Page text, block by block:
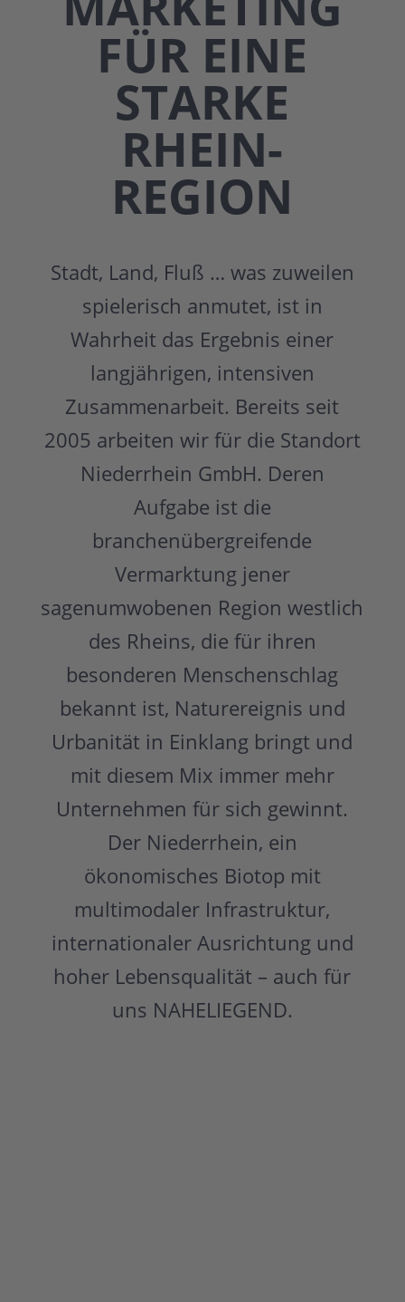
FÜR EINE
STARKE
RHEIN­
REGION
Stadt, Land, Fluß … was zuweilen
spielerisch anmutet, ist in
Wahrheit das Ergebnis einer
langjährigen, intensiven
Zusammenarbeit. Bereits seit
2005 arbeiten wir für die Standort
Niederrhein GmbH. Deren
Aufgabe ist die
branchenübergreifende
Vermarktung jener
sagenumwobenen Region westlich
des Rheins, die für ihren
besonderen Menschenschlag
bekannt ist, Naturereignis und
Urbanität in Einklang bringt und
mit diesem Mix immer mehr
Unternehmen für sich gewinnt.
Der Niederrhein, ein
ökonomisches Biotop mit
multimodaler Infrastruktur,
internationaler Ausrichtung und
hoher Lebensqualität – auch für
uns NAHELIEGEND.